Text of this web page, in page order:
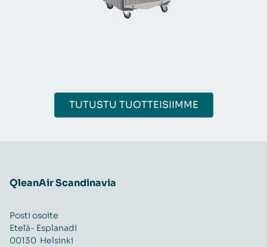
TUTUSTU TUOTTEISIIMME
QleanAir Scandinavia
Posti osoite
Etelä- Esplanadi
00130 Helsinki